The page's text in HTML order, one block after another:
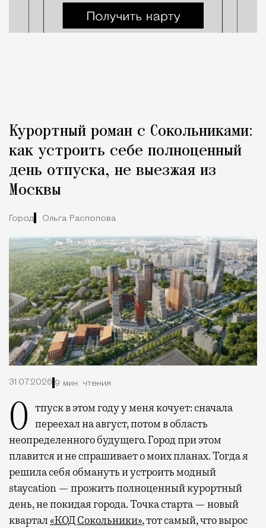
Курортный роман с Сокольниками:
как устроить себе полноценный
день отпуска, не выезжая из
Москвы
Город Ольга Распопова
31.07.2026 9 мин. чтения
Отпуск в этом году у меня кочует: сначала переехал на август, потом в область
неопределенного будущего. Город при этом
плавится и не спрашивает о моих планах. Тогда я
решила себя обмануть и устроить модный
staycation — прожить полноценный курортный
день, не покидая города. Точка старта — новый
квартал«КОД Сокольники», тот самый, что вырос